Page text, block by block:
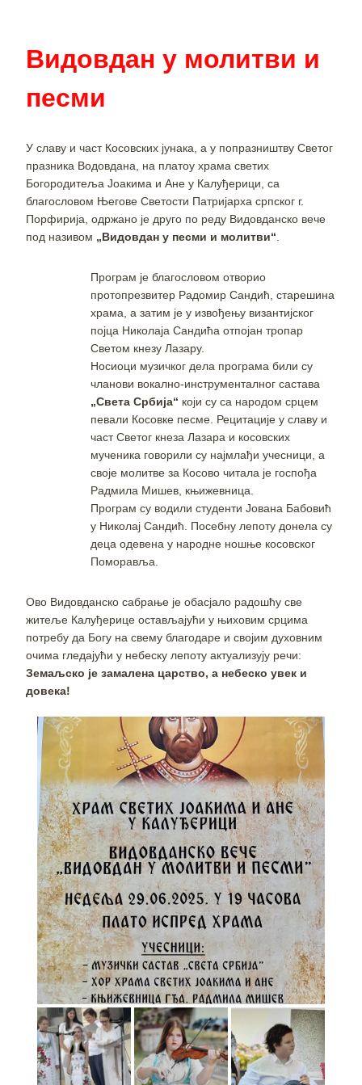
Видовдан у молитви и
песми
У славу и част Косовских јунака, а у попразништву Светог
празника Водовдана, на платоу храма светих
Богородитеља Јоакима и Ане у Калуђерици, са
благословом Његове Светости Патријарха српског г.
Порфирија, одржано је друго по реду Видовданско вече
под називом „Видoвдан у песми и молитви“
Програм је благословом отворио
протопрезвитер Радомир Сандић, старешина
храма, а затим је у извођењу византијског
појца Николаја Сандића отпојан тропар
Светом кнезу Лазару.
Носиоци музичког дела програма били су
чланови вокално-инструменталног састава
„Света Србија“ који су са народом срцем
певали Косовке песме. Рецитације у славу и
част Светог кнеза Лазара и косовских
мученика говорили су најмлађи учесници, а
своје молитве за Косово читала је госпођа
Радмила Мишев, књижевница.
Програм су водили студенти Јована Бабовић
у Николај Сандић. Посебну лепоту донела су
деца одевена у народне ношње косовског
Поморавља.
Ово Видовданско сабрање је обасјало радошћу све
житеље Калуђерице остављајући у њиховим срцима
потребу да Богу на свему благодаре и својим духовним
очима гледајући у небеску лепоту актуализују речи:
Земаљско је замалена царство, а небеско увек и
довека!